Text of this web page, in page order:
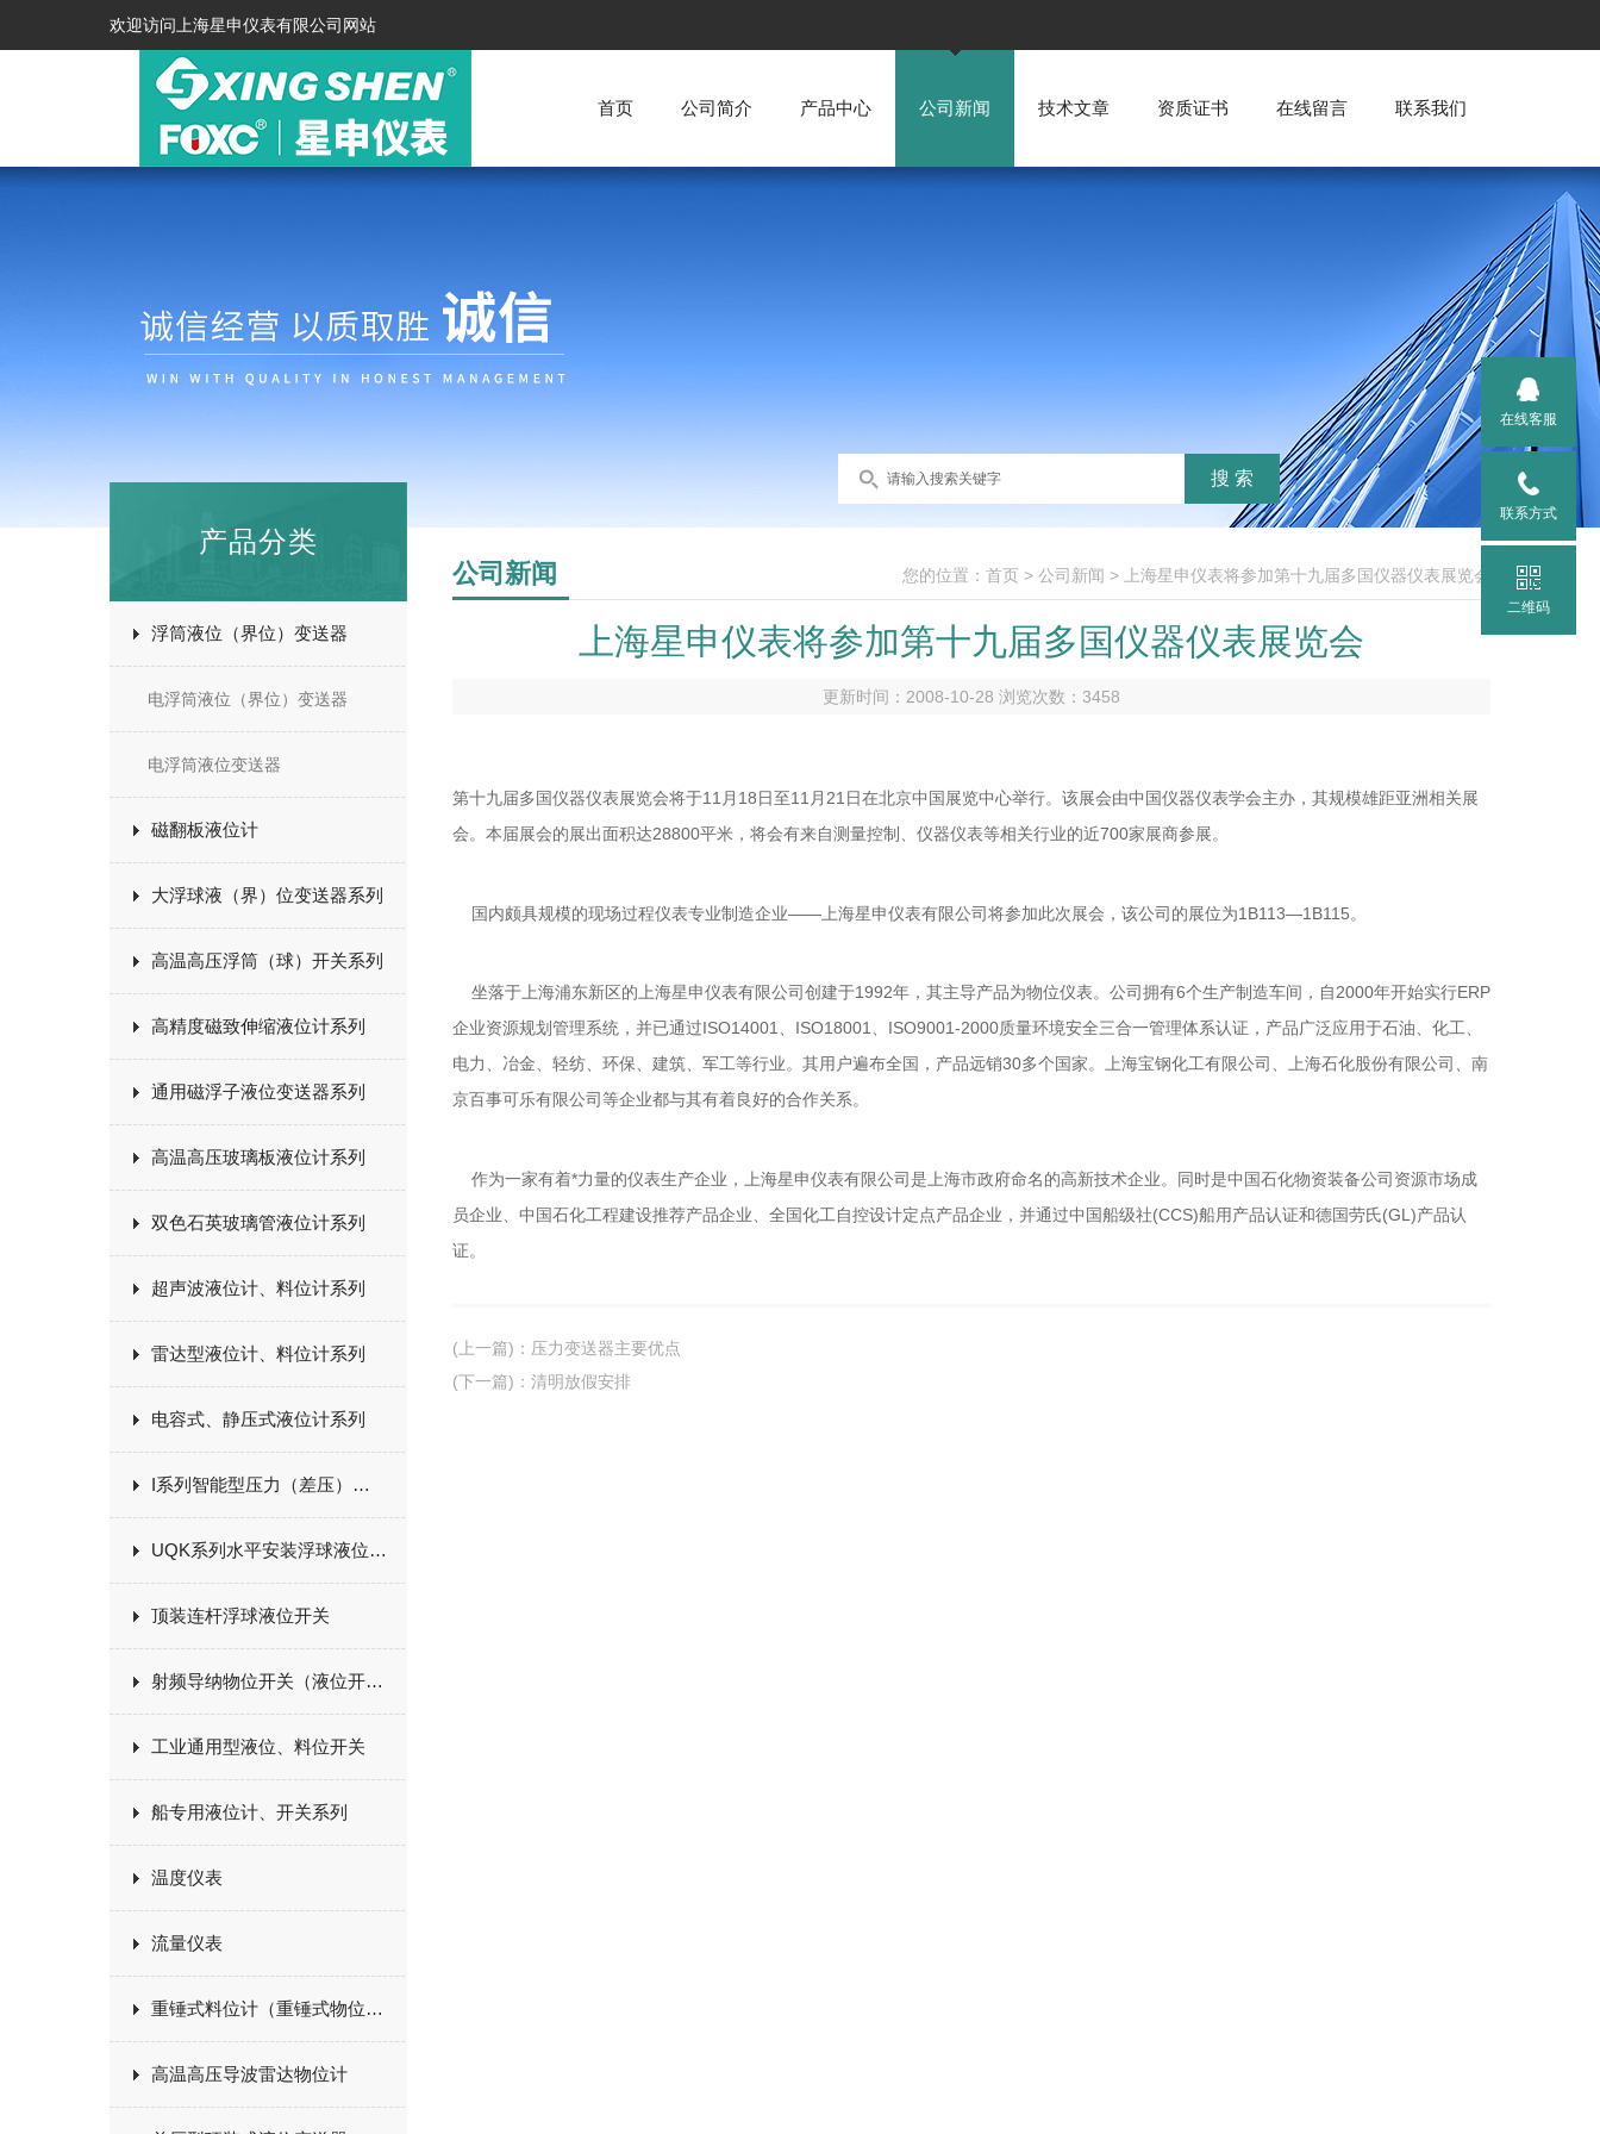
欢迎访问上海星申仪表有限公司网站
首页 公司简介 产品中心 公司新闻 技术文章 资质证书 在线留言 联系我们
产品分类
浮筒液位（界位）变送器
电浮筒液位（界位）变送器
电浮筒液位变送器
磁翻板液位计
大浮球液（界）位变送器系列
高温高压浮筒（球）开关系列
高精度磁致伸缩液位计系列
通用磁浮子液位变送器系列
高温高压玻璃板液位计系列
双色石英玻璃管液位计系列
超声波液位计、料位计系列
雷达型液位计、料位计系列
电容式、静压式液位计系列
I系列智能型压力（差压）变送器
UQK系列水平安装浮球液位开关
顶装连杆浮球液位开关
射频导纳物位开关（液位开关）
工业通用型液位、料位开关
船专用液位计、开关系列
温度仪表
流量仪表
重锤式料位计（重锤式物位计）
高温高压导波雷达物位计
您的位置： 首页 > 公司新闻 > 上海星申仪表将参加第十九届多国仪器仪表展览会
公司新闻
上海星申仪表将参加第十九届多国仪器仪表展览会
更新时间：2008-10-28 浏览次数： 3458
第十九届多国仪器仪表展览会将于11月18日至11月21日在北京中国展览中心举行。该展会由中国仪器仪表学会主办，其规模雄距亚洲相关展
会。本届展会的展出面积达28800平米，将会有来自测量控制、仪器仪表等相关行业的近700家展商参展。
国内颇具规模的现场过程仪表专业制造企业——上海星申仪表有限公司将参加此次展会，该公司的展位为1B113—1B115。
坐落于上海浦东新区的上海星申仪表有限公司创建于1992年，其主导产品为物位仪表。公司拥有6个生产制造车间，自2000年开始实行ERP
企业资源规划管理系统，并已通过ISO14001、ISO18001、ISO9001-2000质量环境安全三合一管理体系认证，产品广泛应用于石油、化工、
电力、冶金、轻纺、环保、建筑、军工等行业。其用户遍布全国，产品远销30多个国家。上海宝钢化工有限公司、上海石化股份有限公司、南
京百事可乐有限公司等企业都与其有着良好的合作关系。
作为一家有着*力量的仪表生产企业，上海星申仪表有限公司是上海市政府命名的高新技术企业。同时是中国石化物资装备公司资源市场成
员企业、中国石化工程建设推荐产品企业、全国化工自控设计定点产品企业，并通过中国船级社(CCS)船用产品认证和德国劳氏(GL)产品认
证。
(上一篇) ： 压力变送器主要优点
(下一篇) ： 清明放假安排
在线客服
联系方式
二维码